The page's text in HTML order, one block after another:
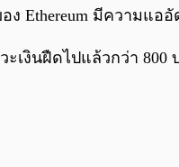
ง Ethereum มีความแอ
เงินฝืดไปแล้วกว่า